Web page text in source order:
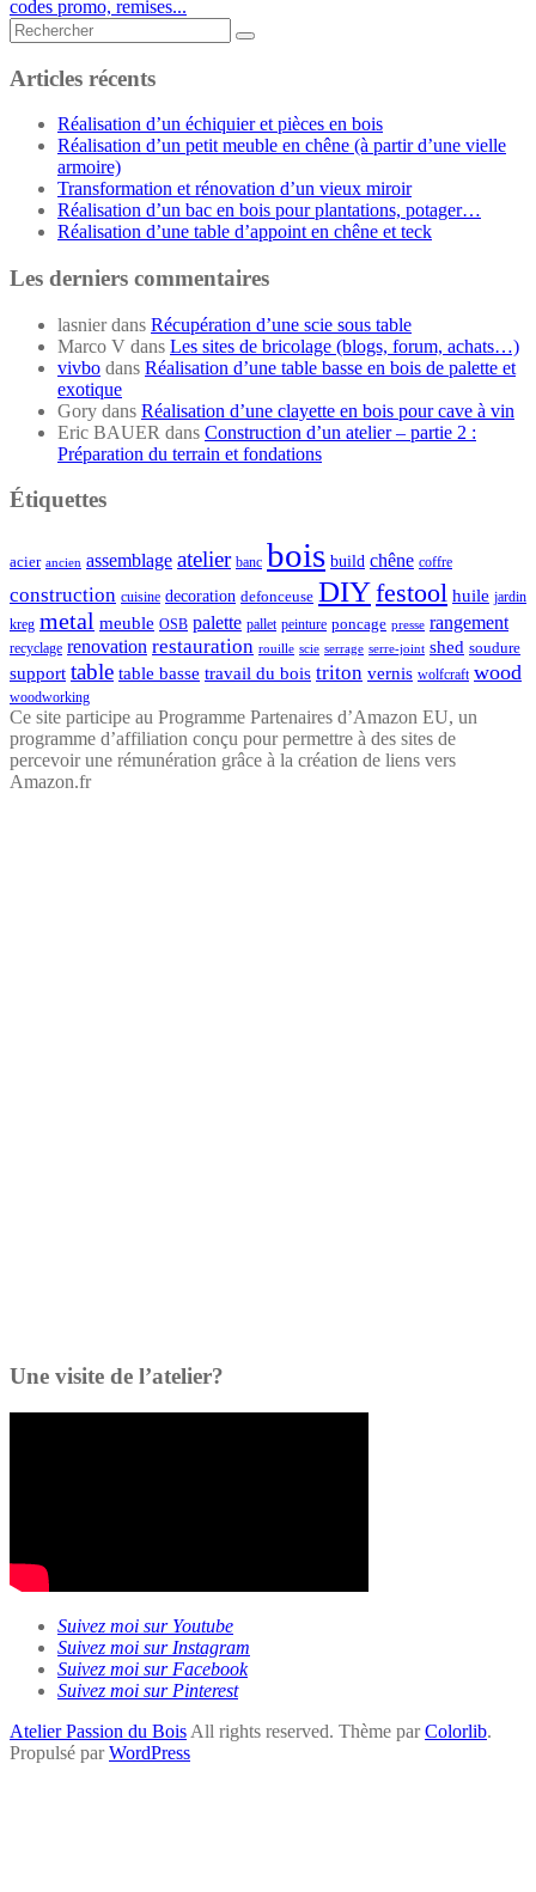
codes promo, remises...
Rechercher...
Articles récents
Réalisation d’un échiquier et pièces en bois
Réalisation d’un petit meuble en chêne (à partir d’une vielle
armoire)
Transformation et rénovation d’un vieux miroir
Réalisation d’un bac en bois pour plantations, potager…
Réalisation d’une table d’appoint en chêne et teck
Les derniers commentaires
lasnierdans Récupération d’une scie sous table
Marco V dans Les sites de bricolage (blogs, forum, achats…)
vivbo dans Réalisation d’une table basse en bois de palette et
exotique
Gory dans Réalisation d’une clayette en bois pour cave à vin
Eric BAUER dans Construction d’un atelier – partie 2 :
Préparation du terrain et fondations
Étiquettes
acier ancien assemblage atelier banc bois build chêne coffre
construction cuisine decoration defonceuse DIYfestool huile jardin
kreg metal meuble OSB palette pallet peinture poncage presse rangement
recyclage renovation restauration rouille scie serrage serre-joint shed soudure
support table table basse travail du bois triton vernis wolfcraft wood
woodworking
Ce site participe au Programme Partenaires d’Amazon EU, un
programme d’affiliation conçu pour permettre à des sites de
percevoir une rémunération grâce à la création de liens vers
Amazon.fr
Une visite de l’atelier?
Suivez moi sur Youtube
Suivez moi sur Instagram
Suivez moi sur Facebook
Suivez moi sur Pinterest
Atelier Passion du Bois All rights reserved. Thème parColorlib.
Propulsé parWordPress